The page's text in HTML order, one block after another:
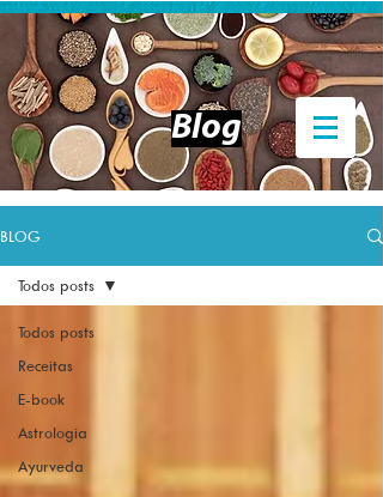
Entrar
Blog
BLOG
Todos posts
Receitas
E-book
Astrologia
Ayurveda
Todos posts